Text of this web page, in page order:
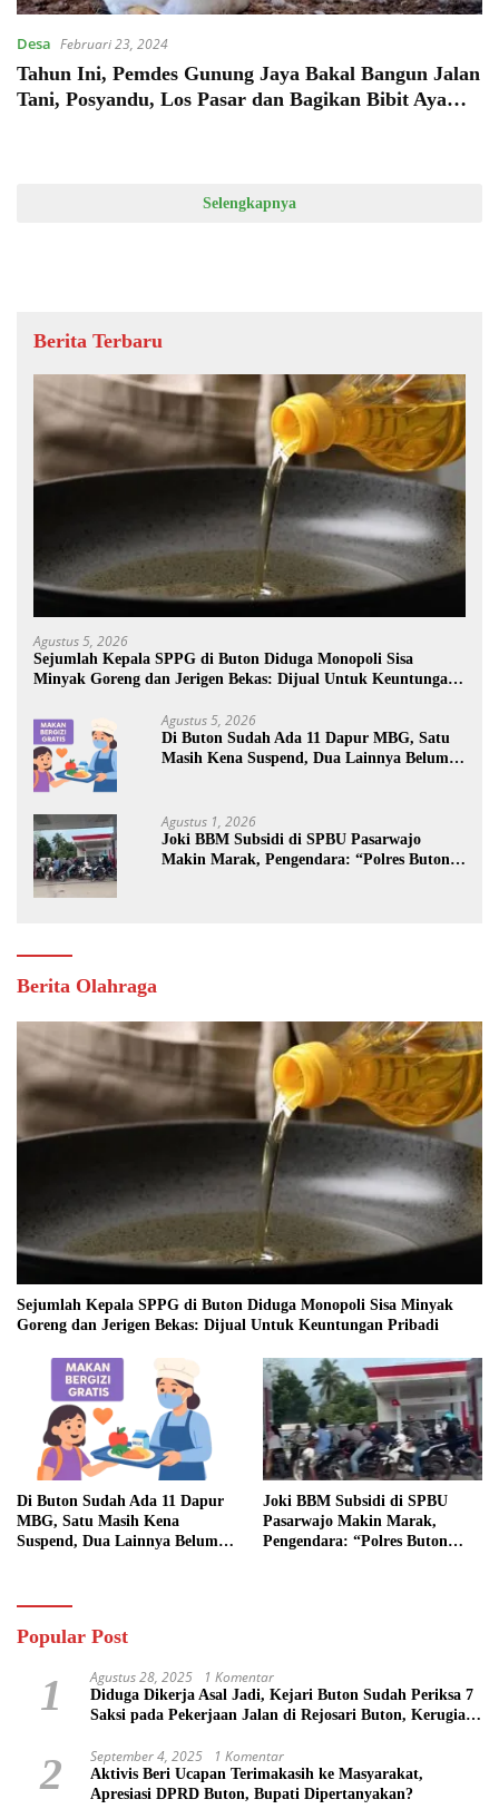
Desa Februari 23, 2024
Tahun Ini, Pemdes Gunung Jaya Bakal Bangun Jalan
Tani, Posyandu, Los Pasar dan Bagikan Bibit Ayam
Selengkapnya
Berita Terbaru
Agustus 5, 2026
Sejumlah Kepala SPPG di Buton Diduga Monopoli Sisa
Minyak Goreng dan Jerigen Bekas: Dijual Untuk Keuntungan
Agustus 5, 2026
Di Buton Sudah Ada 11 Dapur MBG, Satu
Masih Kena Suspend, Dua Lainnya Belum
Agustus 1, 2026
Joki BBM Subsidi di SPBU Pasarwajo
Makin Marak, Pengendara: “Polres Buton
Berita Olahraga
Sejumlah Kepala SPPG di Buton Diduga Monopoli Sisa Minyak
Goreng dan Jerigen Bekas: Dijual Untuk Keuntungan Pribadi
Di Buton Sudah Ada 11 Dapur
MBG, Satu Masih Kena
Suspend, Dua Lainnya Belum
Joki BBM Subsidi di SPBU
Pasarwajo Makin Marak,
Pengendara: “Polres Buton
Popular Post
1 Agustus 28, 2025 1 Komentar
Diduga Dikerja Asal Jadi, Kejari Buton Sudah Periksa 7
Saksi pada Pekerjaan Jalan di Rejosari Buton, Kerugian
2 September 4, 2025 1 Komentar
Aktivis Beri Ucapan Terimakasih ke Masyarakat,
Apresiasi DPRD Buton, Bupati Dipertanyakan?